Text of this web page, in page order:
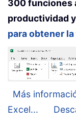
300 funciones
productividad
para obtener
Más
Excel...